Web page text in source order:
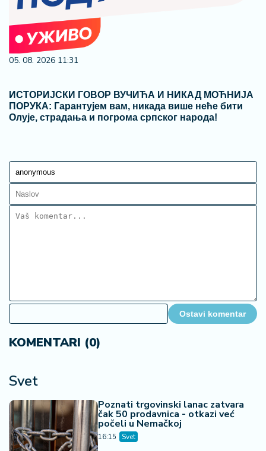
05. 08. 2026 11:31
ИСТОРИЈСКИ ГОВОР ВУЧИЋА И НИКАД МОЋНИЈА
ПОРУКА: Гарантујем вам, никада више неће бити
Олује, страдања и погрома српског народа!
Ostavi komentar
KOMENTARI (0)
Svet
Poznati trgovinski lanac zatvara
čak 50 prodavnica - otkazi već
počeli u Nemačkoj
16:15 Svet